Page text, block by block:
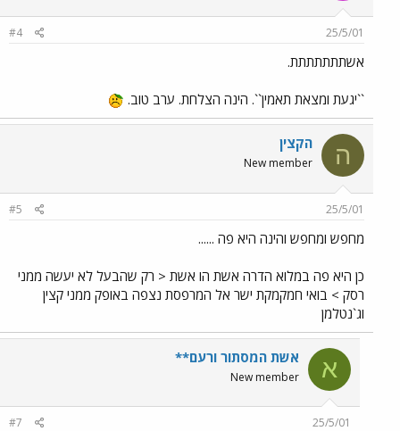
25/5/01
#4
אשתתתתתתת.
``יגעת ומצאת תאמין``. הינה הצלחת. ערב טוב.
ה הקצין
New member
25/5/01
#5
מחפש ומחפש והינה היא פה ......
כן היא פה במלוא הדרה אשת הו אשת < רק שהבעל לא יעשה ממני
רסק > בואי חמקמקת ישר אל המרפסת נצפה באופק ממני קצין
וג`נטלמן
א אשת המסתור ורעם**
New member
25/5/01
#7